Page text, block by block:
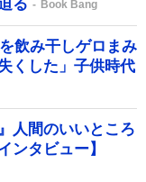
る Book Bang
飲み干しゲロまみ
くした」子供時代
人間のいいところ
ンタビュー】